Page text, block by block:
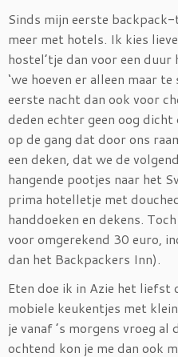
Sinds mijn eerste
meer met hotels. Ik kies
hostel’tje dan voor een
‘we hoeven er alleen maar
eerste nacht dan ook voor
deden echter geen oog
op de gang dat door ons
een deken, dat we de
hangende pootjes naar het
prima hotelletje met
handdoeken en dekens.
voor omgerekend 30 euro,
dan het Backpackers Inn).
Eten doe ik in Azie het liefst
mobiele keukentjes met
je vanaf ’s morgens vroeg
ochtend kon je me dan ook